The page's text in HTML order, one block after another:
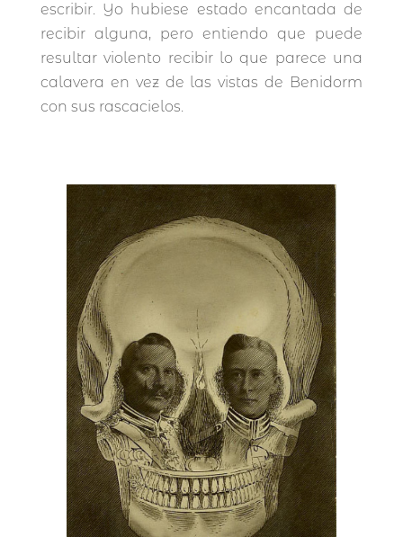
escribir. Yo hubiese estado encantada de
recibir alguna, pero entiendo que puede
resultar violento recibir lo que parece una
calavera en vez de las vistas de Benidorm
con sus rascacielos.